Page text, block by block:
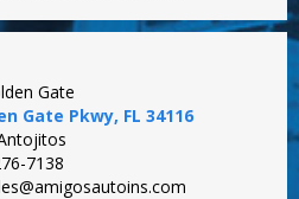
Gate
Gate Pkwy, FL 34116
7138